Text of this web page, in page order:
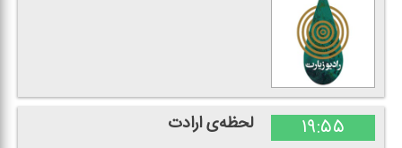
۱۹:۵۵ لحظه‌ی ارادت